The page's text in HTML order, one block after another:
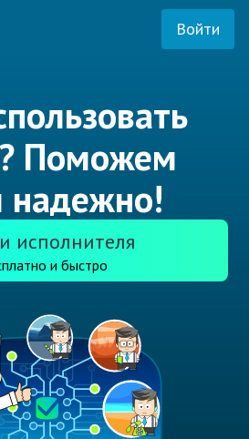
Войти
Поможем
надежно!
исполнителя
и быстро